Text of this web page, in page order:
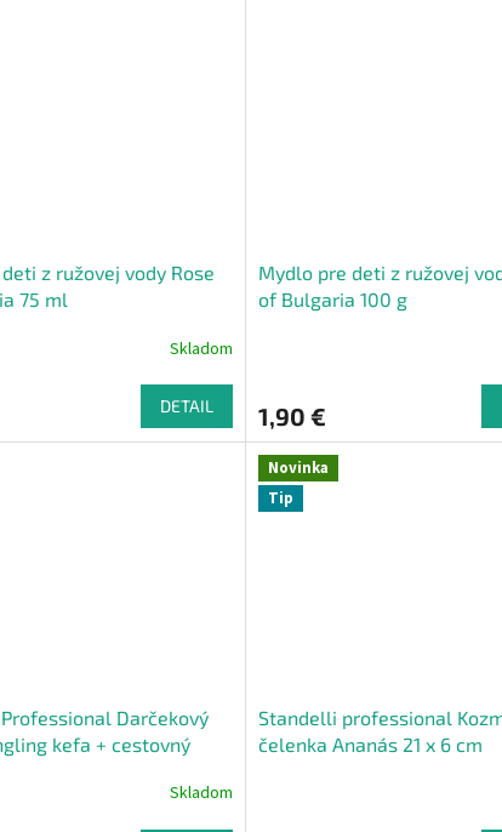
z ružovej vody Rose
75 ml
Skladom
DETAIL
Mydlo pre deti z ružovej
of Bulgaria 100 g
1,90 €
Darčekový
kefa + cestovný
Skladom
Novinka
Tip
Standelli professional
čelenka Ananás 21 x 6 cm ​